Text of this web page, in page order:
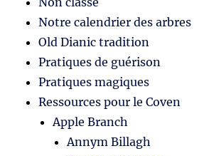
Notre calendrier des arbres
Old Dianic tradition
Pratiques de guérison
Pratiques magiques
Ressources pour le Coven
Apple Branch
Annym Billagh